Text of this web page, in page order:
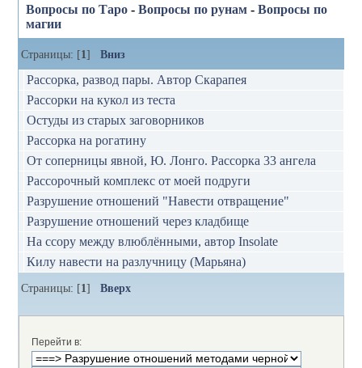
Вопросы по Таро -Вопросы по рунам -Вопросы по
магии
Страницы: [1]Вниз
Рассорка, развод пары. Автор Скарапея
Рассорки на кукол из теста
Остуды из старых заговорников
Рассорка на рогатину
От соперницы явной, Ю. Лонго. Рассорка 33 ангела
Рассорочный комплекс от моей подруги
Разрушение отношений "Навести отвращение"
Разрушение отношений через кладбище
На ссору между влюблёнными, автор Insolate
Килу навести на разлучницу (Марьяна)
Страницы: [1]Вверх
Перейти в: